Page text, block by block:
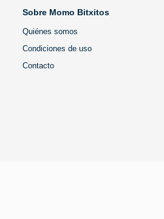
Sobre Momo Bitxitos
Quiénes somos
Condiciones de uso
Contacto